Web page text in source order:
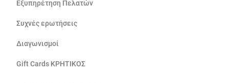
Εξυπηρέτηση Πελατών
Συχνές ερωτήσεις
Διαγωνισμοί
Gift Cards ΚΡΗΤΙΚΟΣ